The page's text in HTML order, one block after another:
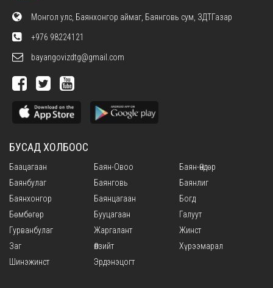
Монгол улс, Баянхонгор аймаг, Баянговь сум, ЗДТГазар
+976 98224121
bayangovizdtg@gmail.com
БУСАД ХОЛБООС
Баацагаан Баян-Овоо
Баян-Өндөр
Баянбулаг
Баянговь
Баянлиг
Баянхонгор
Баянцагаан
Богд
Бөмбөгөр
Бууцагаан
Галуут
Гурванбулаг
Жаргалант
Жинст
Заг
Өлзийт
Хүрээмарал
Шинэжинст
Эрдэнэцогт